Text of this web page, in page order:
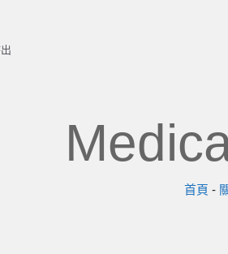
首頁 -